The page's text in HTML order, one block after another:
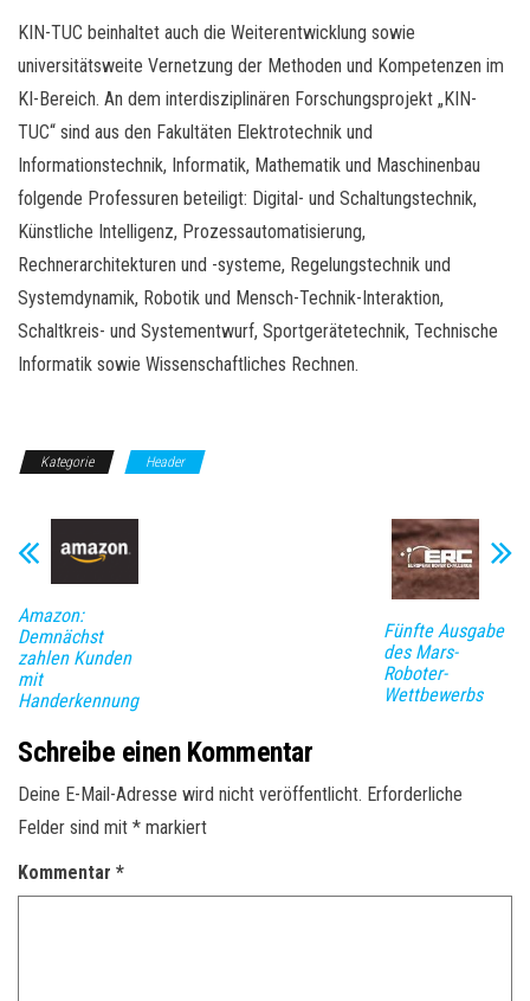
KIN-TUC beinhaltet auch die Weiterentwicklung sowie
universitätsweite Vernetzung der Methoden und Kompetenzen im
KI-Bereich. An dem interdisziplinären Forschungsprojekt „KIN-
TUC“ sind aus den Fakultäten Elektrotechnik und
Informationstechnik, Informatik, Mathematik und Maschinenbau
folgende Professuren beteiligt: Digital- und Schaltungstechnik,
Künstliche Intelligenz, Prozessautomatisierung,
Rechnerarchitekturen und -systeme, Regelungstechnik und
Systemdynamik, Robotik und Mensch-Technik-Interaktion,
Schaltkreis- und Systementwurf, Sportgerätetechnik, Technische
Informatik sowie Wissenschaftliches Rechnen.
Kategorie Header
Amazon:
Demnächst
zahlen Kunden
mit
Handerkennung
Fünfte Ausgabe
des Mars-
Roboter-
Wettbewerbs
Schreibe einen Kommentar
Deine E-Mail-Adresse wird nicht veröffentlicht. Erforderliche
Felder sind mit * markiert
Kommentar *